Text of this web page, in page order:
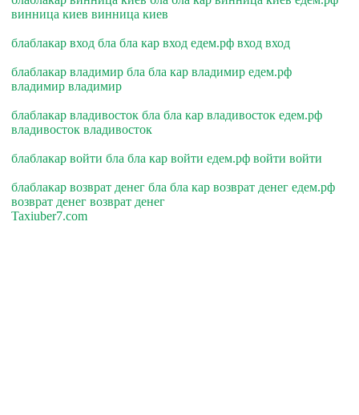
винница киев винница киев
блаблакар вход бла бла кар вход едем.рф вход вход
блаблакар владимир бла бла кар владимир едем.рф
владимир владимир
блаблакар владивосток бла бла кар владивосток едем.рф
владивосток владивосток
блаблакар войти бла бла кар войти едем.рф войти войти
блаблакар возврат денег бла бла кар возврат денег едем.рф
возврат денег возврат денег
Taxiuber7.com